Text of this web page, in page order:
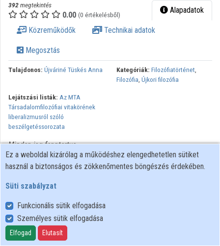
Intézmények
Közreműködők
392megtekintés
0.00 (0 értékelésből) Alapadatok
Közreműködők Technikai adatok
Megosztás
Tulajdonos: Újváriné Tüskés Anna Kategóriák: Filozófiatörténet,
Filozófia, Újkori filozófia
Lejátszási listák: Az MTA
Társadalomfilozófiai vitakörének
liberalizmusról szóló
beszélgetéssorozata
Minden jog fenntartva.
Felhasználói szabályzat
Adatkezelési tájékoztató
Süti szabályzat
Ez a weboldal kizárólag a működéshez elengedhetetlen sütiket
használ a biztonságos és zökkenőmentes böngészés érdekében.
Süti szabályzat
Funkcionális sütik elfogadása
Személyes sütik elfogadása
Elfogad Elutasít